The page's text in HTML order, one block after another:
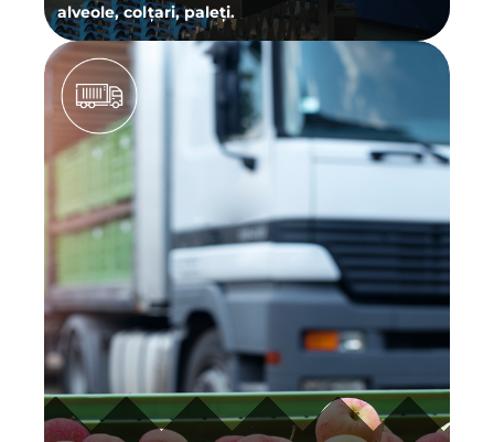
alveole, colțari, paleți.